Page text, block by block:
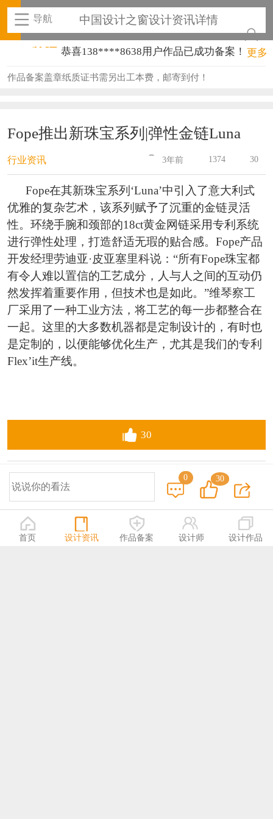
导航 中国设计之窗设计资讯详情
恭喜138****8638用户作品已成功备案！
恭喜133****9020用户作品已成功备案！
恭喜159****4930用户作品已成功备案！
恭喜131****2473用户作品已成功备案！
恭喜159****4201用户作品已成功备案！
恭喜133****6466用户作品已成功备案！
恭喜131****1475用户作品已成功备案！
恭喜133****8874用户作品已成功备案！
更多
作品备案盖章纸质证书需另出工本费，邮寄到付！
Fope推出新珠宝系列|弹性金链Luna
行业资讯 3年前 1374 30
Fope在其新珠宝系列‘Luna’中引入了意大利式
优雅的复杂艺术，该系列赋予了沉重的金链灵活
性。环绕手腕和颈部的18ct黄金网链采用专利系统
进行弹性处理，打造舒适无瑕的贴合感。Fope产品
开发经理劳迪亚·皮亚塞里科说：“所有Fope珠宝都
有令人难以置信的工艺成分，人与人之间的互动仍
然发挥着重要作用，但技术也是如此。”维琴察工
厂采用了一种工业方法，将工艺的每一步都整合在
一起。这里的大多数机器都是定制设计的，有时也
是定制的，以便能够优化生产，尤其是我们的专利
Flex’it生产线。
30
精益求精，守正创新——第18届大广
赛全国总评审
9天前
0 30
首页 设计资讯 作品备案 设计师 设计作品